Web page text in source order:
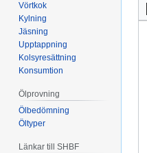
Vörtkok
Kylning
Jäsning
Upptappning
Kolsyresättning
Konsumtion
Ölprovning
Ölbedömning
Öltyper
Länkar till SHBF